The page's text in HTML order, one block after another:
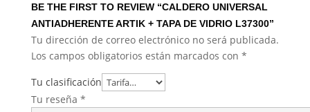
BE THE FIRST TO REVIEW “CALDERO UNIVERSAL
ANTIADHERENTE ARTIK + TAPA DE VIDRIO L37300”
Tu dirección de correo electrónico no será publicada.
Los campos obligatorios están marcados con *
Tu clasificación
Tu reseña *